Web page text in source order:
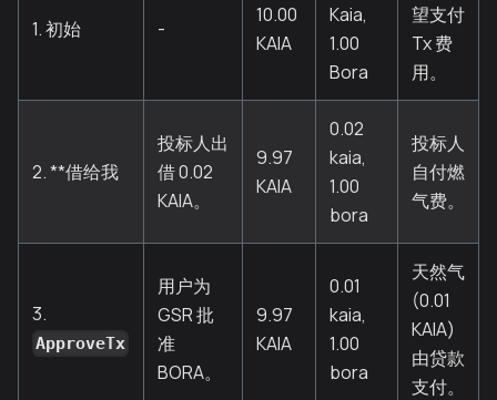
1. 初始 -
10.00
KAIA
Kaia,
1.00
Bora
望支付
Tx 费
用。
2. **借给我
投标人出
借 0.02
KAIA。
9.97
KAIA
0.02
kaia,
1.00
bora
投标人
自付燃
气费。
3.
ApproveTx
用户为
GSR 批
准
BORA。
9.97
KAIA
0.01
kaia,
1.00
bora
天然气
(0.01
KAIA)
由贷款
支付。